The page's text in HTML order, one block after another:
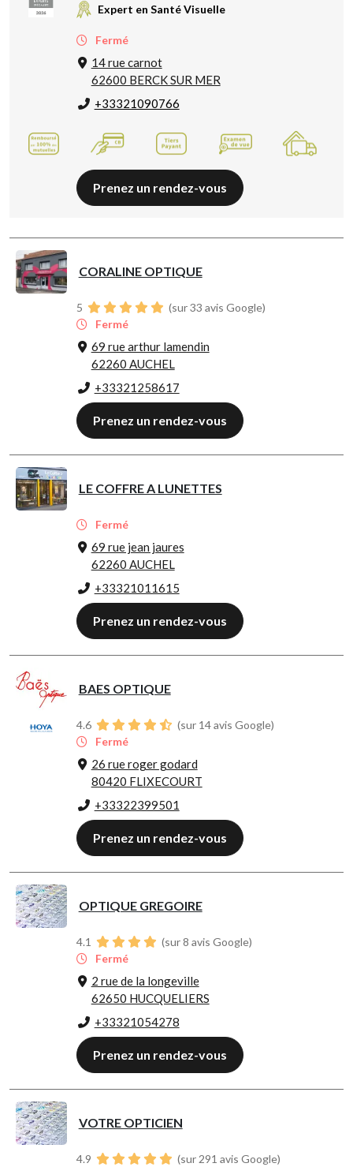
Expert en Santé Visuelle
Fermé
14 rue carnot
62600 BERCK SUR MER
+33321090766
Prenez un rendez-vous
CORALINE OPTIQUE
5
(sur 33 avis Google)
Fermé
69 rue arthur lamendin
62260 AUCHEL
+33321258617
Prenez un rendez-vous
LE COFFRE A LUNETTES
Fermé
69 rue jean jaures
62260 AUCHEL
+33321011615
Prenez un rendez-vous
BAES OPTIQUE
4.6
(sur 14 avis Google)
Fermé
26 rue roger godard
80420 FLIXECOURT
+33322399501
Prenez un rendez-vous
OPTIQUE GREGOIRE
4.1
(sur 8 avis Google)
Fermé
2 rue de la longeville
62650 HUCQUELIERS
+33321054278
Prenez un rendez-vous
VOTRE OPTICIEN
4.9
(sur 291 avis Google)